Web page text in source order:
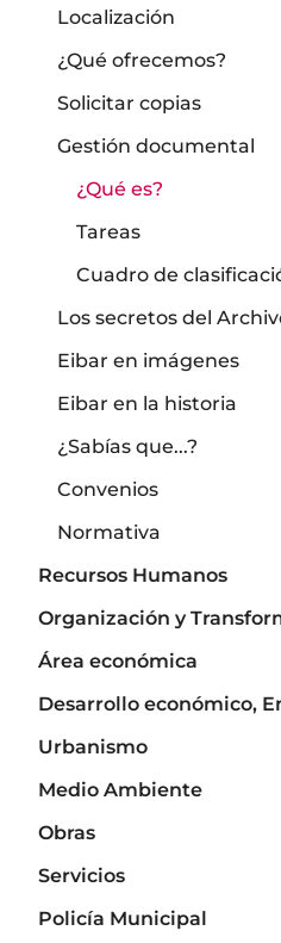
Localización
¿Qué ofrecemos?
Solicitar copias
Gestión documental
¿Qué es?
Tareas
Cuadro de
Los secretos del
Eibar en imágenes
Eibar en la historia
¿Sabías que...?
Convenios
Normativa
Recursos Humanos
Organización y
Área económica
Desarrollo económico,
Urbanismo
Medio Ambiente
Obras
Servicios
Policía Municipal